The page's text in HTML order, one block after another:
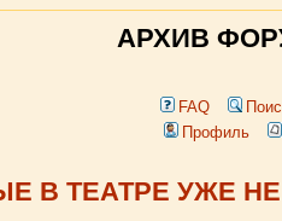
АРХИВ
FAQ
Профиль
В ТЕАТРЕ УЖЕ